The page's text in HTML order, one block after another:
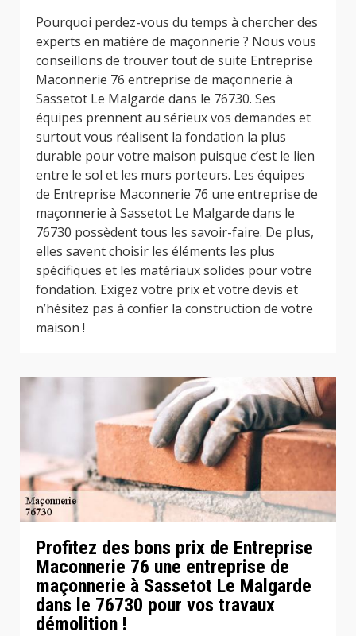
Pourquoi perdez-vous du temps à chercher des
experts en matière de maçonnerie ? Nous vous
conseillons de trouver tout de suite Entreprise
Maconnerie 76 entreprise de maçonnerie à
Sassetot Le Malgarde dans le 76730. Ses
équipes prennent au sérieux vos demandes et
surtout vous réalisent la fondation la plus
durable pour votre maison puisque c’est le lien
entre le sol et les murs porteurs. Les équipes
de Entreprise Maconnerie 76 une entreprise de
maçonnerie à Sassetot Le Malgarde dans le
76730 possèdent tous les savoir-faire. De plus,
elles savent choisir les éléments les plus
spécifiques et les matériaux solides pour votre
fondation. Exigez votre prix et votre devis et
n’hésitez pas à confier la construction de votre
maison !
Profitez des bons prix de Entreprise
Maconnerie 76 une entreprise de
maçonnerie à Sassetot Le Malgarde
dans le 76730 pour vos travaux
démolition !